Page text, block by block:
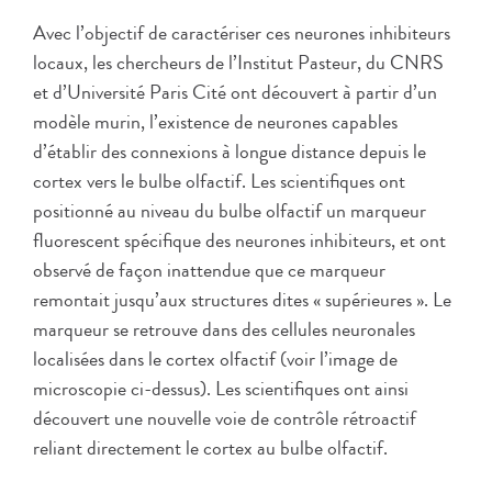
Avec l’objectif de caractériser ces neurones inhibiteurs
locaux, les chercheurs de l’Institut Pasteur, du CNRS
et d’Université Paris Cité ont découvert à partir d’un
modèle murin, l’existence de neurones capables
d’établir des connexions à longue distance depuis le
cortex vers le bulbe olfactif. Les scientifiques ont
positionné au niveau du bulbe olfactif un marqueur
fluorescent spécifique des neurones inhibiteurs, et ont
observé de façon inattendue que ce marqueur
remontait jusqu’aux structures dites « supérieures ». Le
marqueur se retrouve dans des cellules neuronales
localisées dans le cortex olfactif (voir l’image de
microscopie ci-dessus). Les scientifiques ont ainsi
découvert une nouvelle voie de contrôle rétroactif
reliant directement le cortex au bulbe olfactif.